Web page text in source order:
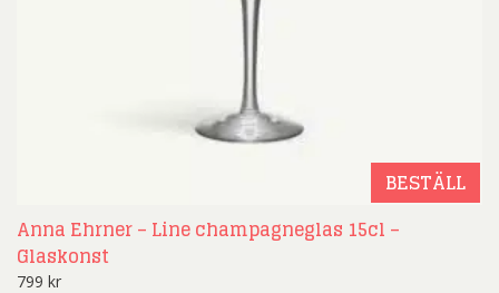
BESTÄLL
Anna Ehrner – Line champagneglas 15cl –
Glaskonst
799 kr